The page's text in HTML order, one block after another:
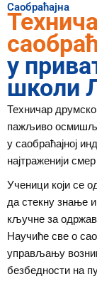
Саобраћајна
у
школи
Техничар
пажљиво
у саобраћајној
најтраженији
Ученици који се
да стекну знање
кључне за
Научиће све о
управљању
безбедности на